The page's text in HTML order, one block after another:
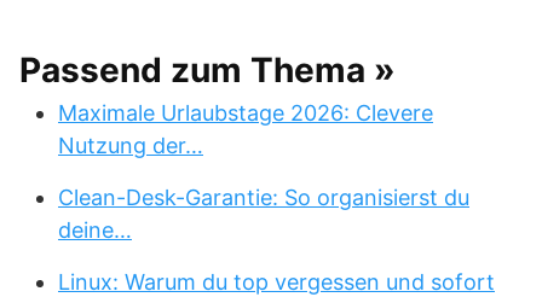
Passend zum Thema »
Maximale Urlaubstage 2026: Clevere
Nutzung der…
Clean-Desk-Garantie: So organisierst du
deine…
Linux: Warum du top vergessen und sofort